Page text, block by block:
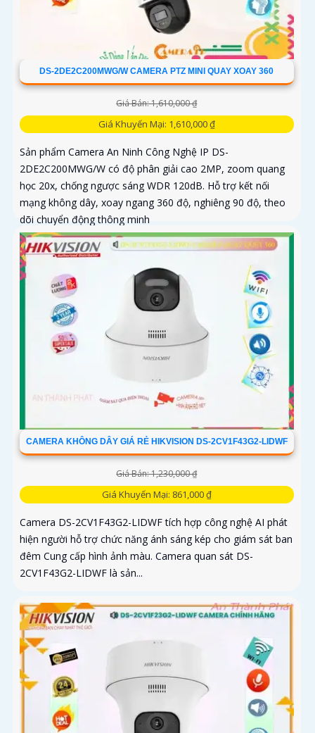
DS-2DE2C200MWG/W CAMERA PTZ MINI QUAY XOAY 360
Giá Bán: 1,610,000 ₫
Giá Khuyến Mại: 1,610,000 ₫
Sản phẩm Camera An Ninh Công Nghệ IP DS-
2DE2C200MWG/W có độ phân giải cao 2MP, zoom quang
học 20x, chống ngược sáng WDR 120dB. Hỗ trợ kết nối
mạng không dây, xoay ngang 360 độ, nghiêng 90 độ, theo
dõi chuyển động thông minh
CAMERA KHÔNG DÂY GIÁ RẺ HIKVISION DS-2CV1F43G2-LIDWF
Giá Bán: 1,230,000 ₫
Giá Khuyến Mại: 861,000 ₫
Camera DS-2CV1F43G2-LIDWF tích hợp công nghệ AI phát
hiện người hỗ trợ chức năng ánh sáng kép cho giám sát ban
đêm Cung cấp hình ảnh màu. Camera quan sát DS-
2CV1F43G2-LIDWF là sản...